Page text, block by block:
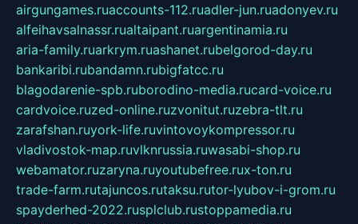
airgungames.ruaccounts-112.ruadler-jun.ruadonyev.ru
alfeihavsalnassr.rualtaipant.ruargentinamia.ru
aria-family.ruarkrym.ruashanet.rubelgorod-day.ru
bankaribi.rubandamn.rubigfatcc.ru
blagodarenie-spb.ruborodino-media.rucard-voice.ru
cardvoice.ruzed-online.ruzvonitut.ruzebra-tlt.ru
zarafshan.ruyork-life.ruvintovoykompressor.ru
vladivostok-map.ruvlknrussia.ruwasabi-shop.ru
webamator.ruzaryna.ruyoutubefree.rux-ton.ru
trade-farm.rutajuncos.rutaksu.rutor-lyubov-i-grom.ru
spayderhed-2022.rusplclub.rustoppamedia.ru